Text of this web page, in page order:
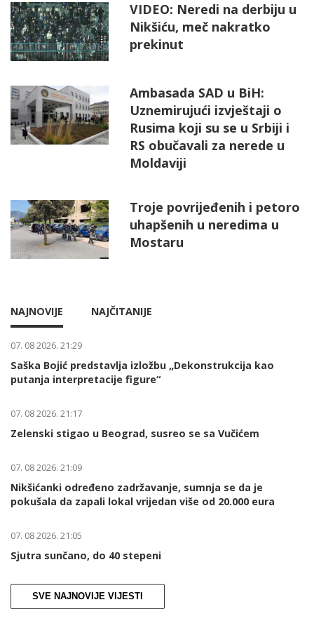
VIDEO: Neredi na derbiju u
Nikšiću, meč nakratko
prekinut
Ambasada SAD u BiH:
Uznemirujući izvještaji o
Rusima koji su se u Srbiji i
RS obučavali za nerede u
Moldaviji
Troje povrijeđenih i petoro
uhapšenih u neredima u
Mostaru
NAJNOVIJE NAJČITANIJE
07. 08 2026. 21:29
Saška Bojić predstavlja izložbu „Dekonstrukcija kao
putanja interpretacije figure“
07. 08 2026. 21:17
Zelenski stigao u Beograd, susreo se sa Vučićem
07. 08 2026. 21:09
Nikšićanki određeno zadržavanje, sumnja se da je
pokušala da zapali lokal vrijedan više od 20.000 eura
07. 08 2026. 21:05
Sjutra sunčano, do 40 stepeni
SVE NAJNOVIJE VIJESTI